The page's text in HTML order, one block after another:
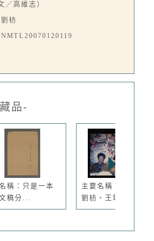
／高維志）
劉枋
NMTL20070120119
品-
稱：只是一本
稿分...
主要名稱：邱七七、
劉枋、王琰如